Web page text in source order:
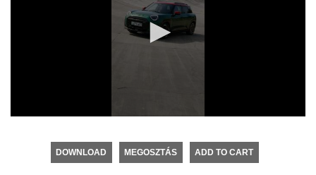
seconds
DOWNLOAD MEGOSZTÁS ADD TO CART